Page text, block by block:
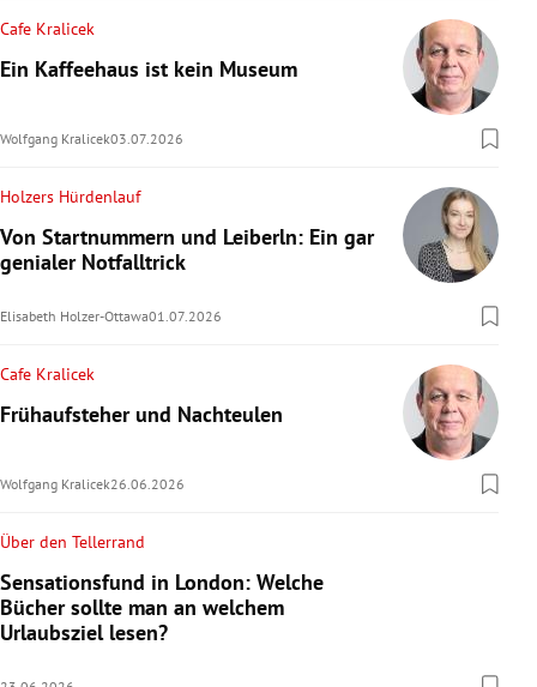
Cafe Kralicek
Ein Kaffeehaus ist kein Museum
Wolfgang Kralicek03.07.2026
Holzers Hürdenlauf
Von Startnummern und Leiberln: Ein gar
genialer Notfalltrick
Elisabeth Holzer-Ottawa01.07.2026
Cafe Kralicek
Frühaufsteher und Nachteulen
Wolfgang Kralicek26.06.2026
Über den Tellerrand
Sensationsfund in London: Welche
Bücher sollte man an welchem
Urlaubsziel lesen?